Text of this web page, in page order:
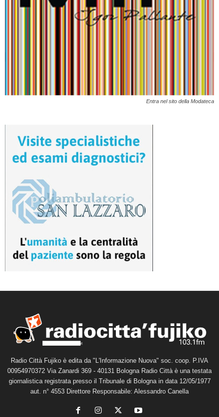
Entra nel sito della Modateca
Radio Città Fujiko è edita da "L'Informazione Nuova" soc. coop. P.IVA
00954970372 Via Zanardi 369 - 40131 Bologna Radio Città è una testata
giornalistica registrata presso il Tribunale di Bologna in data 12/05/1977
aut. n° 4553 Direttore Responsabile: Alessandro Canella